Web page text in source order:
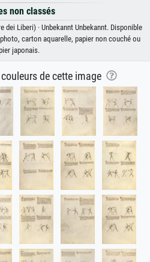
non classés
Liberi) · Unbekannt Unbekannt. Disponible
carton aquarelle, papier non couché ou
japonais.
de cette image